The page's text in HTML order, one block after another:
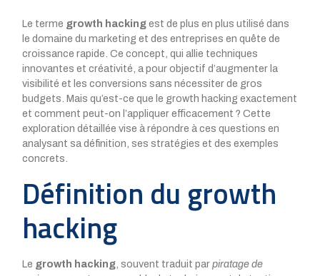
Le terme growth hackingest de plus en plus utilisé dans
le domaine du marketing et des entreprises en quête de
croissance rapide. Ce concept, qui allie techniques
innovantes et créativité, a pour objectif d’augmenter la
visibilité et les conversions sans nécessiter de gros
budgets. Mais qu’est-ce que le growth hacking exactement
et comment peut-on l’appliquer efficacement ? Cette
exploration détaillée vise à répondre à ces questions en
analysant sa définition, ses stratégies et des exemples
concrets.
Définition du growth
hacking
Le growth hacking , souvent traduit parpiratage de